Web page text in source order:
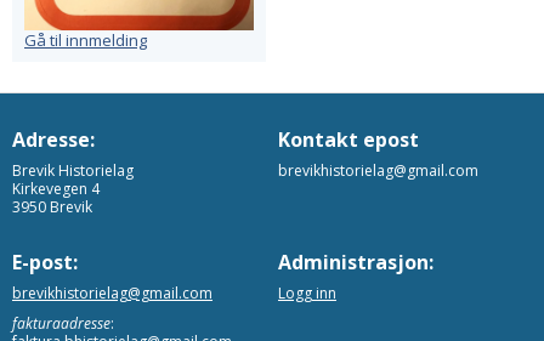
Gå til innmelding
Adresse:
Brevik Historielag
Kirkevegen 4
3950 Brevik
Kontakt epost
brevikhistorielag@gmail.com
E-post:
brevikhistorielag@gmail.com
fakturaadresse:
Administrasjon:
Logg inn